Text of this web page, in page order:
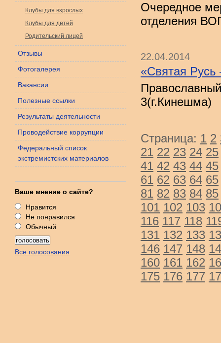
Клубы для взрослых
Клубы для детей
Родительский лицей
Отзывы
Фотогалерея
Вакансии
Полезные ссылки
Результаты деятельности
Проводействие коррупции
Федеральный список
экстремистских материалов
Ваше мнение о сайте?
Нравится
Не понравился
Обычный
Все голосования
Очередное
отделения
22.04.2014
«Святая Русь
3(г.Кинешма)
Страница: 1 2
21 22 23 24 25
41 42 43 44 45
61 62 63 64 65
81 82 83 84 85
101 102 103
116 117 118
131 132 133
146 147 148
160 161 162
175 176 177